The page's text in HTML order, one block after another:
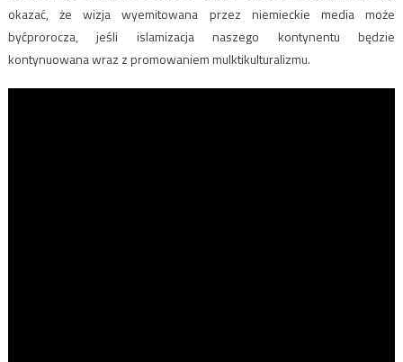
okazać, że wizja wyemitowana przez niemieckie media może
byćprorocza, jeśli islamizacja naszego kontynentu będzie
kontynuowana wraz z promowaniem mulktikulturalizmu.